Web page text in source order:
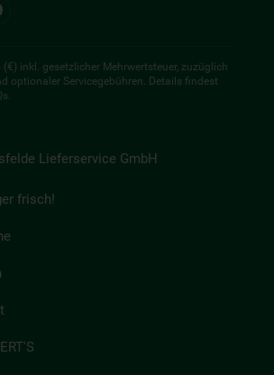
(€) inkl. gesetzlicher Mehrwertsteuer, zuzüglich
optionaler Servicegebühren. Details findest
.
Lieferservice GmbH
frisch!